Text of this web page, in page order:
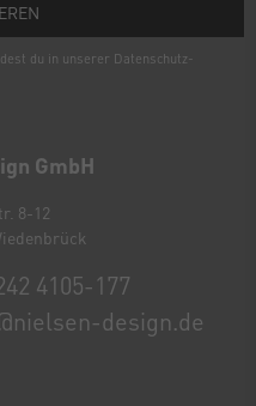
GmbH
8-12
4105-177
design.de
du in unserer Daten­schutz­